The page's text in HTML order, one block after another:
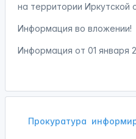
на территории Иркутской
Информация во вложении!
Информация от 01 января
Прокуратура